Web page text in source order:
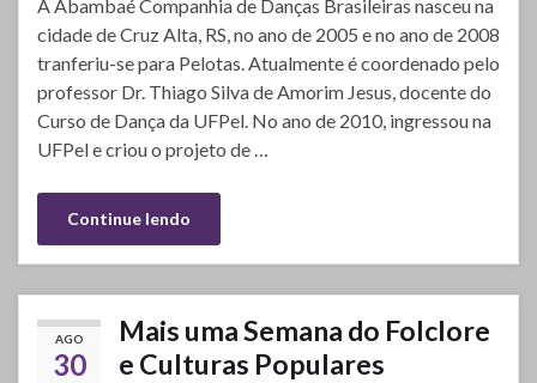
A Abambaé Companhia de Danças Brasileiras nasceu na
cidade de Cruz Alta, RS, no ano de 2005 e no ano de 2008
tranferiu-se para Pelotas. Atualmente é coordenado pelo
professor Dr. Thiago Silva de Amorim Jesus, docente do
Curso de Dança da UFPel. No ano de 2010, ingressou na
UFPel e criou o projeto de …
Continue lendo
AGO
30
Mais uma Semana do Folclore
e Culturas Populares